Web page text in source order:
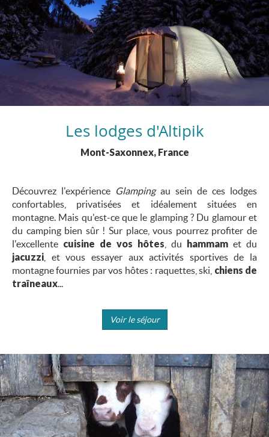
Les lodges d'Altipik
Mont-Saxonnex, France
Découvrez l'expérience Glampingau sein de ces lodges
confortables, privatisées et idéalement situées en
montagne. Mais qu'est-ce que le glamping ? Du glamour et
du camping bien sûr ! Sur place, vous pourrez profiter de
l'excellente cuisine de vos hôtes , du hammam et du
jacuzzi , et vous essayer aux activités sportives de la
montagne fournies par vos hôtes : raquettes, ski, chiens de
traîneaux...
Voir le séjour